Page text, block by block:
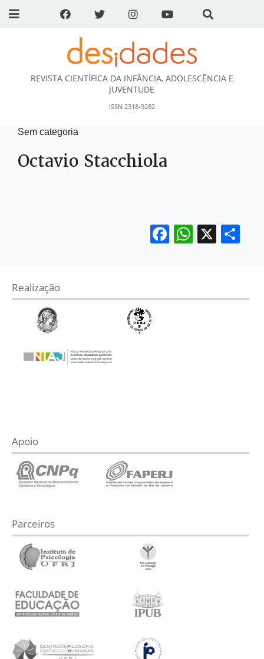
DESidades
REVISTA CIENTÍFICA DA INFÂNCIA, ADOLESCÊNCIA E
JUVENTUDE
ISSN 2318-9282
Sem categoria
Octavio Stacchiola
Facebook
X
Realização
Apoio
Parceiros